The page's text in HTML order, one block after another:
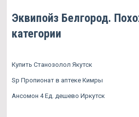
Эквипойз Белгород.
категории
Купить Станозолол Якутск
Sp Пропионат в аптеке Кимры
Ансомон 4 Ед. дешево Иркутск